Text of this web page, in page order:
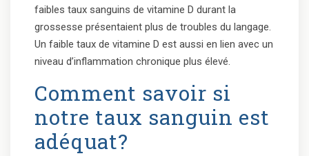
faibles taux sanguins de vitamine D durant la
grossesse présentaient plus de troubles du langage.
Un faible taux de vitamine D est aussi en lien avec un
niveau d’inflammation chronique plus élevé.
Comment savoir si
notre taux sanguin est
adéquat?